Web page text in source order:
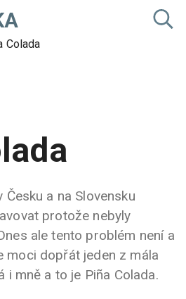
Colada
a na Slovensku
protože nebyly
ale tento problém není a
moci dopřát jeden z mála
i mně a to je Piña Colada.